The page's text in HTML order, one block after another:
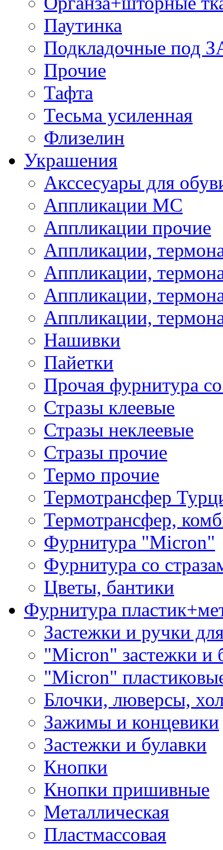
Паутинка
Подкладочные под
Прочие
Тафта
Тесьма усиленная
Флизелин
Украшения
Акссесуары для
Аппликации МС
Аппликации прочие
Аппликации,
Аппликации,
Аппликации,
Аппликации,
Нашивки
Пайетки
Прочая фурнитура
Стразы клеевые
Стразы неклеевые
Стразы прочие
Термо прочие
Термотрансфер
Термотрансфер,
Фурнитура "Micron"
Фурнитура со
Цветы, бантики
Фурнитура
Застежки и ручки
"Micron" застежки и
"Micron"
Блочки, люверсы,
Зажимы и концевики
Застежки и булавки
Кнопки
Кнопки пришивные
Металлическая
Пластмассовая